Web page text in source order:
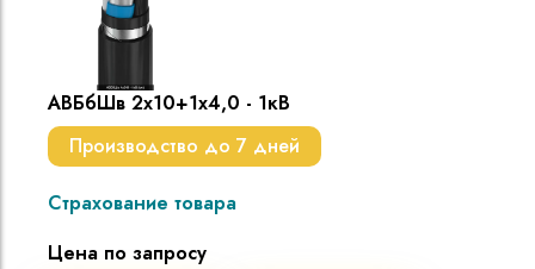
АВБбШв 2х10+1х4,0 - 1кВ
Производство до 7 дней
Страхование товара
Цена по запросу